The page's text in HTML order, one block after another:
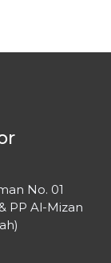
No. 01
PP Al-Mizan